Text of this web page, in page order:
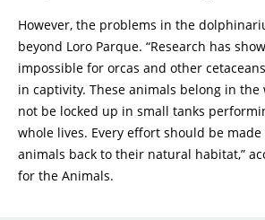
However, the problems in the
beyond Loro Parque. “Research has
impossible for orcas and other
in captivity. These animals belong in
not be locked up in small tanks
whole lives. Every effort should be
animals back to their natural habitat,”
for the Animals.